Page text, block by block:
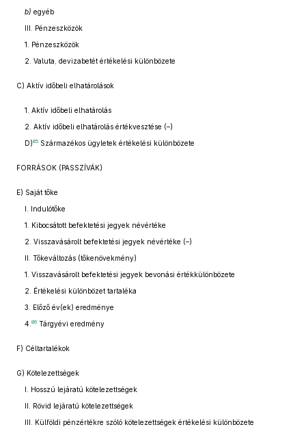
b) egyéb
III. Pénzeszközök
1. Pénzeszközök
2. Valuta, devizabetét értékelési különbözete
C) Aktív időbeli elhatárolások
1. Aktív időbeli elhatárolás
2. Aktív időbeli elhatárolás értékvesztése (–)
D)85 Származékos ügyletek értékelési különbözete
FORRÁSOK (PASSZÍVÁK)
E) Saját tőke
I. Indulótőke
1. Kibocsátott befektetési jegyek névértéke
2. Visszavásárolt befektetési jegyek névértéke (–)
II. Tőkeváltozás (tőkenövekmény)
1. Visszavásárolt befektetési jegyek bevonási értékkülönbözete
2. Értékelési különbözet tartaléka
3. Előző év(ek) eredménye
4. 86 Tárgyévi eredmény
F) Céltartalékok
G) Kötelezettségek
I. Hosszú lejáratú kötelezettségek
II. Rövid lejáratú kötelezettségek
III. Külföldi pénzértékre szóló kötelezettségek értékelési különbözete